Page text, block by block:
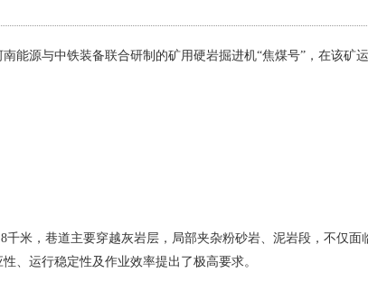
能源与中铁装备联合研制的矿用硬岩掘进机“焦煤号”，在该矿
千米，巷道主要穿越灰岩层，局部夹杂粉砂岩、泥岩段，不仅
、运行稳定性及作业效率提出了极高要求。